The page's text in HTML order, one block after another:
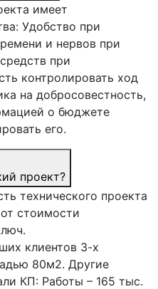
имеет
Удобство при
и нервов при
при
контролировать ход
на добросовестность,
о бюджете
его.
проект?
технического проекта
стоимости
клиентов 3-х
80м2. Другие
КП: Работы – 165 тыс.